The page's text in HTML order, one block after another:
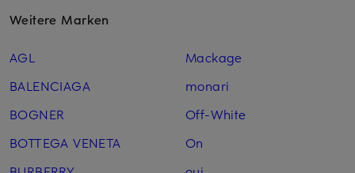
Weitere Marken
AGL
BALENCIAGA
BOGNER
BOTTEGA VENETA
Mackage
monari
Off-White
On